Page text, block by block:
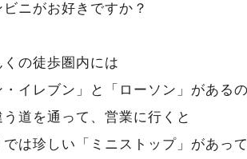
ビニがお好きですか？
くの徒歩圏内には
・イレブン」と「ローソン」がある
う道を通って、営業に行くと
では珍しい「ミニストップ」があって